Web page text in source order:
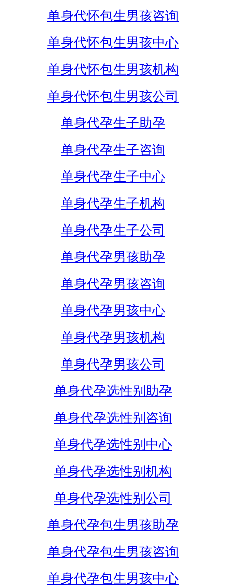
单身代怀包生男孩咨询
单身代怀包生男孩中心
单身代怀包生男孩机构
单身代怀包生男孩公司
单身代孕生子助孕
单身代孕生子咨询
单身代孕生子中心
单身代孕生子机构
单身代孕生子公司
单身代孕男孩助孕
单身代孕男孩咨询
单身代孕男孩中心
单身代孕男孩机构
单身代孕男孩公司
单身代孕选性别助孕
单身代孕选性别咨询
单身代孕选性别中心
单身代孕选性别机构
单身代孕选性别公司
单身代孕包生男孩助孕
单身代孕包生男孩咨询
单身代孕包生男孩中心